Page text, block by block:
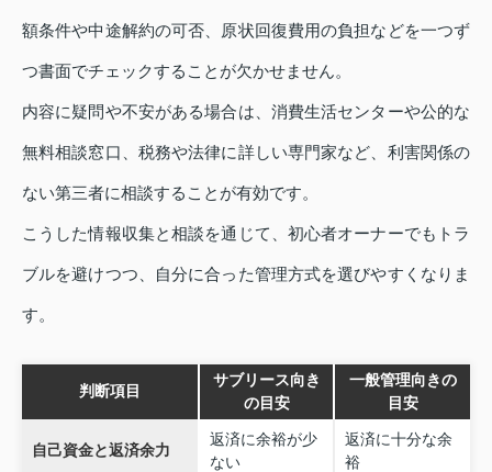
額条件や中途解約の可否、原状回復費用の負担などを一つず
つ書面でチェックすることが欠かせません。
内容に疑問や不安がある場合は、消費生活センターや公的な
無料相談窓口、税務や法律に詳しい専門家など、利害関係の
ない第三者に相談することが有効です。
こうした情報収集と相談を通じて、初心者オーナーでもトラ
ブルを避けつつ、自分に合った管理方式を選びやすくなりま
す。
判断項目
サブリース向き
の目安
一般管理向きの
目安
自己資金と返済余力
返済に余裕が少
ない
返済に十分な余
裕